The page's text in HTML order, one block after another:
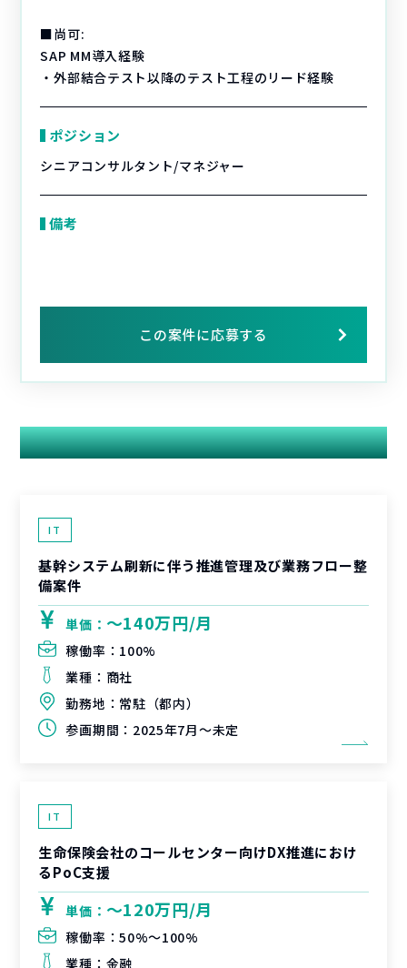
■尚可:
SAP MM導入経験
・外部結合テスト以降のテスト工程のリード経験
ポジション
シニアコンサルタント/マネジャー
備考
この案件に応募する
関連する案件
IT
基幹システム刷新に伴う推進管理及び業務フロー整
備案件
単価： 〜140万円/月
稼働率： 100%
業種： 商社
勤務地： 常駐（都内）
参画期間： 2025年7月～未定
IT
生命保険会社のコールセンター向けDX推進におけ
るPoC支援
単価： 〜120万円/月
稼働率：50%〜100%
業種： 金融